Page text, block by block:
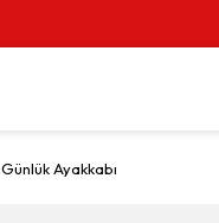
Günlük Ayakkabı